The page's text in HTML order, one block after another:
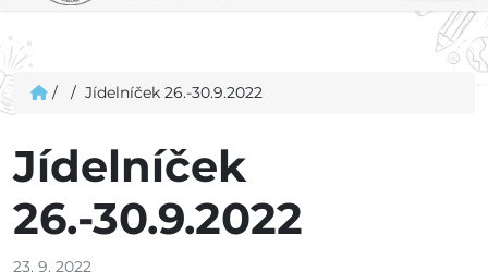
/ / Jídelníček 26.-30.9.2022
Jídelníček
26.-30.9.2022
23. 9. 2022